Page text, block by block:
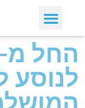
לנוסע